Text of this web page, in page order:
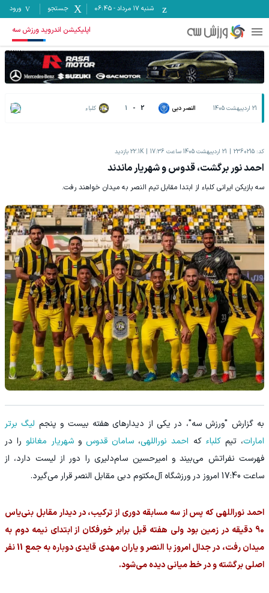
شنبه ۱۷ مرداد -
06:45 جستجو ورود
اپلیکیشن اندروید ورزش سه
21 اردیبهشت 1405 النصر دبی 2
-
1 کلباء
کد: 2360215 21 اردیبهشت 1405 ساعت 17:36 22.1K بازدید
احمد نور برگشت، قدوس و شهریار ماندند
سه بازیکن ایرانی کلباء از ابتدا مقابل تیم النصر به میدان خواهند رفت.
به گزارش "ورزش سه"، در یکی از دیدارهای هفته بیست و پنجم لیگ برتر
امارات، تیمکلباء که احمد نوراللهی، سامان قدوس وشهریار مغانلو را در
فهرست نفراتش می‌بیند و امیرحسین سام‌دلیری را دور از لیست دارد، از
ساعت 17:40 امروز در ورزشگاه آل‌مکتوم دبی مقابل النصر قرار می‌گیرد.
احمد نوراللهی که پس از سه مسابقه دوری از ترکیب، در دیدار مقابل بنی‌یاس
90 دقیقه در زمین بود ولی هفته قبل برابر خورفکان از ابتدای نیمه دوم به
میدان رفت، در جدال امروز با النصر و یاران مهدی قایدی دوباره به جمع 11 نفر
اصلی برگشته و در خط میانی دیده می‌شود.